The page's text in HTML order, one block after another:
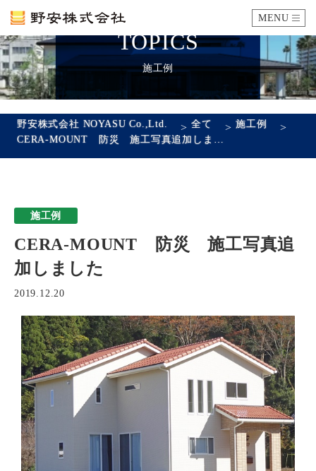
MENU
カタログ
瓦ができるまで
会社概要 沿革 代表あいさつ アクセス
採用情報
瓦猫
開発ストーリー 商品情報 Kawara Collaboration
お問い合わせ プライバシーポリシー サイトマップ
TOPICS
施工例
野安株式会社 NOYASU Co.,Ltd. >全て >施工例 >
施工例
CERA-MOUNT 防災 施工写真追
加しました
2019.12.20